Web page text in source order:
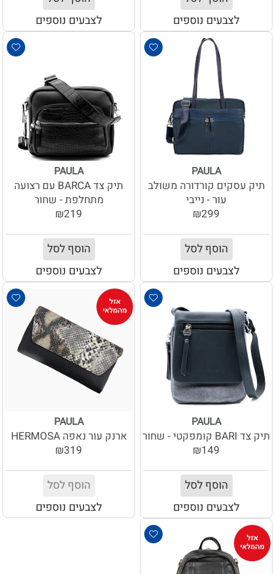
לצבעים נוספים
לצבעים נוספים
PAULA
תיק עסקים קורדורה משולב
עור - נייבי
₪299
הוסף לסל
לצבעים נוספים
PAULA
תיק צד BARCA עם רצועה
מתחלפת - שחור
₪219
הוסף לסל
לצבעים נוספים
PAULA
תיק צד BARI קומפקטי - שחור
₪149
הוסף לסל
לצבעים נוספים
PAULA
ארנק עור נאפה HERMOSA
₪319
הוסף לסל
לצבעים נוספים